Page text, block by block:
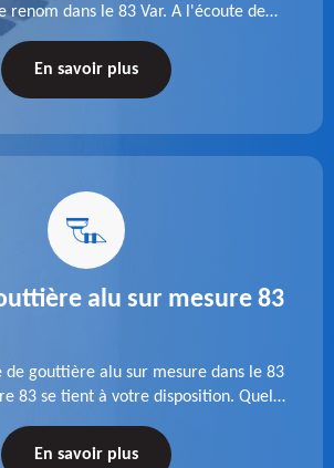
renom dans le 83 Var. A l'écoute de
notre équipe veille à réaliser des
durables et à la hauteur de
En savoir plus
alu sur mesure 83
de gouttière alu sur mesure dans le 83
83 se tient à votre disposition. Quelle
nous confiance.
En savoir plus